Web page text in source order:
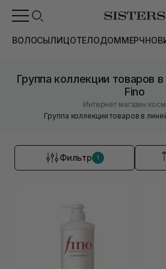
ВОЛОСЫЛИЦОТЕЛОДОММЕРЧ
Группа коллекции товаров
Fino
Интернет магазин
Группа коллекции товаров в
Фильтр 1